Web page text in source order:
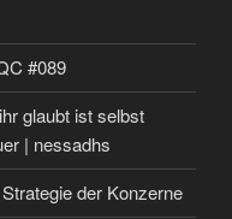
#089
glaubt ist selbst
| nessadhs
der Konzerne